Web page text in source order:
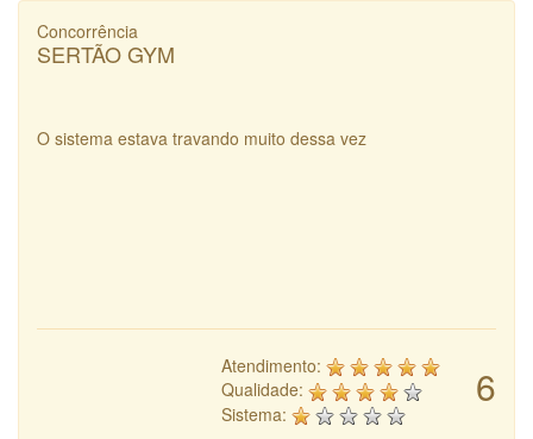
Concorrência
SERTÃO GYM
O sistema estava travando muito dessa vez
6
Atendimento:
Qualidade:
Sistema: